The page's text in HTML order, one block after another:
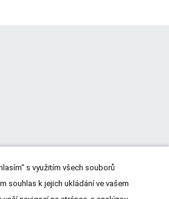
1805-3408
s využitím všech souborů
souhlas k jejich ukládání ve vašem